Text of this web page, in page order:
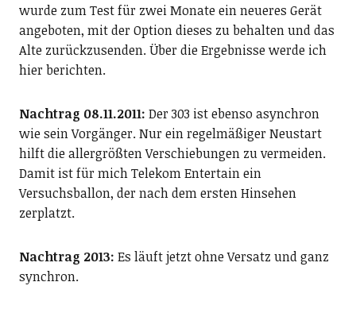
wurde zum Test für zwei Monate ein neueres Gerät
angeboten, mit der Option dieses zu behalten und das
Alte zurückzusenden. Über die Ergebnisse werde ich
hier berichten.
Nachtrag 08.11.2011: Der 303 ist ebenso asynchron
wie sein Vorgänger. Nur ein regelmäßiger Neustart
hilft die allergrößten Verschiebungen zu vermeiden.
Damit ist für mich Telekom Entertain ein
Versuchsballon, der nach dem ersten Hinsehen
zerplatzt.
Nachtrag 2013: Es läuft jetzt ohne Versatz und ganz
synchron.